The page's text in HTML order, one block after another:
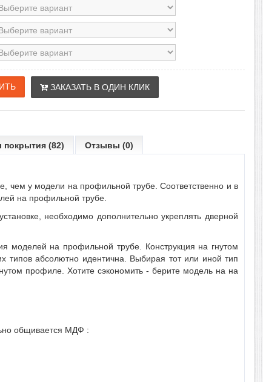
ЗАКАЗАТЬ В ОДИН КЛИК
покрытия (82) Отзывы (0)
чем у модели на профильной трубе. Соответственно и в
на профильной трубе.
необходимо дополнительно укреплять дверной
моделей на профильной трубе. Конструкция на гнутом
типов абсолютно идентична. Выбирая тот или иной тип
профиле. Хотите сэкономить - берите модель на на
общивается МДФ :